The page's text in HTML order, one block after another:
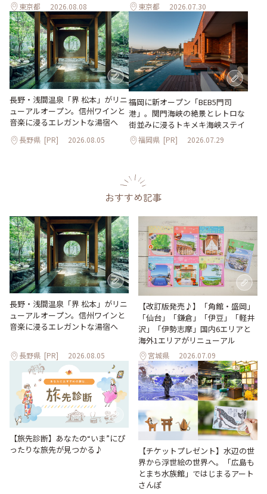
東京都 2026.08.08 東京都 2026.07.30
長野・浅間温泉「界 松本」がリニ
ューアルオープン。信州ワインと
音楽に浸るエレガントな湯宿へ
長野県 [PR] 2026.08.05
福岡に新オープン「BEB5門司
港」。関門海峡の絶景とレトロな
街並みに浸るトキメキ海峡ステイ
福岡県 [PR] 2026.07.29
おすすめ記事
長野・浅間温泉「界 松本」がリニ
ューアルオープン。信州ワインと
音楽に浸るエレガントな湯宿へ
長野県 [PR] 2026.08.05
【改訂版発売♪】「角館・盛岡」
「仙台」「鎌倉」「伊豆」「軽井
沢」「伊勢志摩」国内6エリアと
海外1エリアがリニューアル
宮城県 2026.07.09
【旅先診断】あなたの“いま”にぴ
ったりな旅先が見つかる♪
【チケットプレゼント】水辺の世
界から浮世絵の世界へ。「広島も
とまち水族館」ではじまるアート
さんぽ